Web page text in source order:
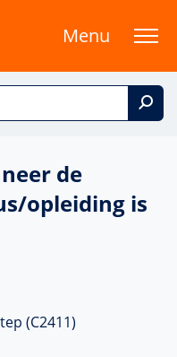
Menu
de
opleiding is
(C2411)